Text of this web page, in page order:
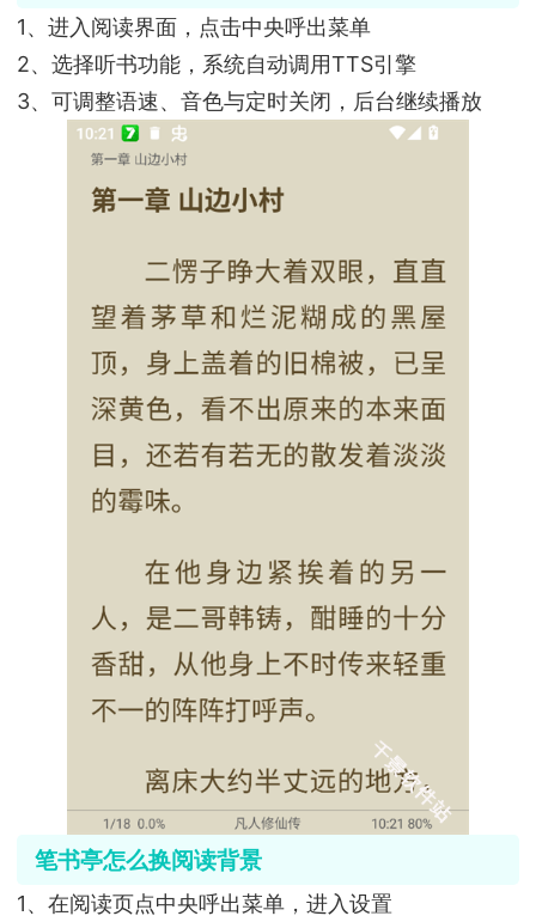
1、进入阅读界面，点击中央呼出菜单
2、选择听书功能，系统自动调用TTS引擎
3、可调整语速、音色与定时关闭，后台继续播放
笔书亭怎么换阅读背景
1、在阅读页点中央呼出菜单，进入设置